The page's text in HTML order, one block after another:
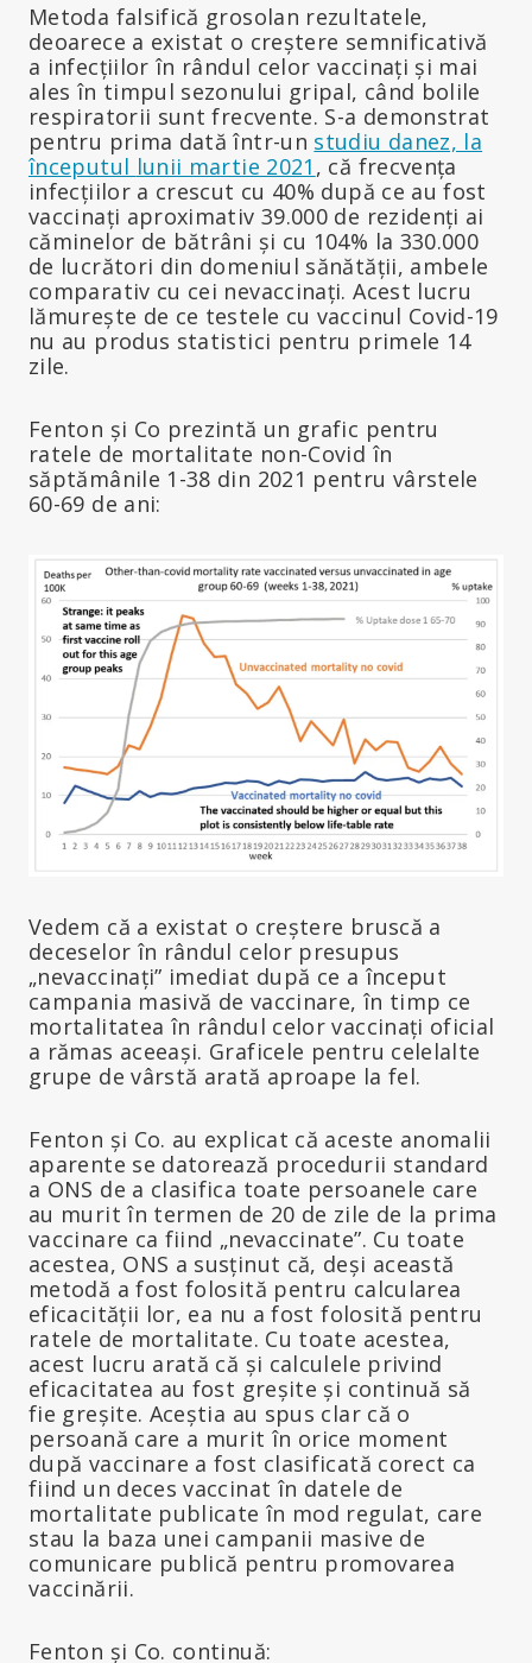
Metoda falsifică grosolan rezultatele,
deoarece a existat o creștere semnificativă
a infecțiilor în rândul celor vaccinați și mai
ales în timpul sezonului gripal, când bolile
respiratorii sunt frecvente. S-a demonstrat
pentru prima dată într-un studiu danez, la
începutul lunii martie 2021 , că frecvența
infecțiilor a crescut cu 40% după ce au fost
vaccinați aproximativ 39.000 de rezidenți ai
căminelor de bătrâni și cu 104% la 330.000
de lucrători din domeniul sănătății, ambele
comparativ cu cei nevaccinați. Acest lucru
lămurește de ce testele cu vaccinul Covid-19
nu au produs statistici pentru primele 14
zile.
Fenton și Co prezintă un grafic pentru
ratele de mortalitate non-Covid în
săptămânile 1-38 din 2021 pentru vârstele
60-69 de ani:
Vedem că a existat o creștere bruscă a
deceselor în rândul celor presupus
„nevaccinați” imediat după ce a început
campania masivă de vaccinare, în timp ce
mortalitatea în rândul celor vaccinați oficial
a rămas aceeași. Graficele pentru celelalte
grupe de vârstă arată aproape la fel.
Fenton și Co. au explicat că aceste anomalii
aparente se datorează procedurii standard
a ONS de a clasifica toate persoanele care
au murit în termen de 20 de zile de la prima
vaccinare ca fiind „nevaccinate”. Cu toate
acestea, ONS a susținut că, deși această
metodă a fost folosită pentru calcularea
eficacității lor, ea nu a fost folosită pentru
ratele de mortalitate. Cu toate acestea,
acest lucru arată că și calculele privind
eficacitatea au fost greșite și continuă să
fie greșite. Aceștia au spus clar că o
persoană care a murit în orice moment
după vaccinare a fost clasificată corect ca
fiind un deces vaccinat în datele de
mortalitate publicate în mod regulat, care
stau la baza unei campanii masive de
comunicare publică pentru promovarea
vaccinării.
Fenton și Co. continuă: